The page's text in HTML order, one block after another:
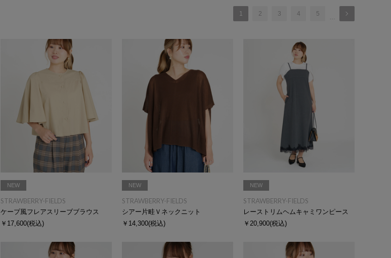
1 2 3 4 5 …
NEW
STRAWBERRY-FIELDS
ケープ風フレアスリーブブラウス
￥17,600(税込)
NEW
STRAWBERRY-FIELDS
シアー片畦Ｖネックニット
￥14,300(税込)
NEW
STRAWBERRY-FIELDS
レーストリムヘムキャミワンピース
￥20,900(税込)